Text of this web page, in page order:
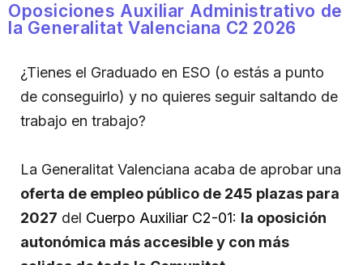
Oposiciones Auxiliar Administrativo de
la Generalitat Valenciana C2 2026
¿Tienes el Graduado en ESO (o estás a punto
de conseguirlo) y no quieres seguir saltando de
trabajo en trabajo?
La Generalitat Valenciana acaba de aprobar una
oferta de empleo público de 245 plazas para
2027 del Cuerpo Auxiliar C2-01: la oposición
autonómica más accesible y con más